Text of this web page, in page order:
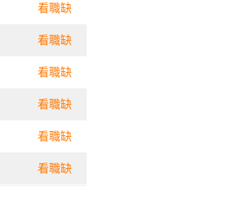
看職缺
看職缺
看職缺
看職缺
看職缺
看職缺